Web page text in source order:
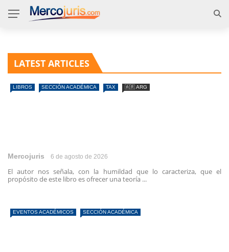
LATEST ARTICLES
LIBROS SECCIÓN ACADÉMICA TAX 🇦🇷 ARG
Mercojuris 6 de agosto de 2026
El autor nos señala, con la humildad que lo caracteriza, que el
propósito de este libro es ofrecer una teoría ...
EVENTOS ACADÉMICOS SECCIÓN ACADÉMICA